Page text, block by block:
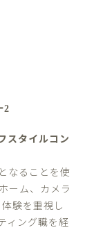
2
スタイルコン
なることを使
ーム、カメラ
験を重視し
ィング職を経